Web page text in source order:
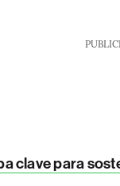
clave para